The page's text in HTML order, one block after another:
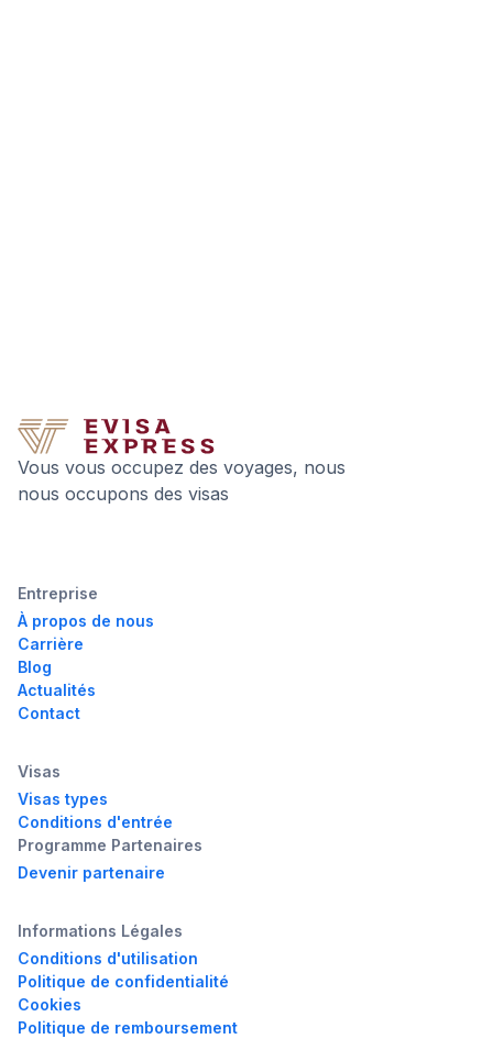
Vous vous occupez des voyages, nous
nous occupons des visas
Entreprise
À propos de nous
Carrière
Blog
Actualités
Contact
Visas
Visas types
Conditions d'entrée
Programme Partenaires
Devenir partenaire
Informations Légales
Conditions d'utilisation
Politique de confidentialité
Cookies
Politique de remboursement